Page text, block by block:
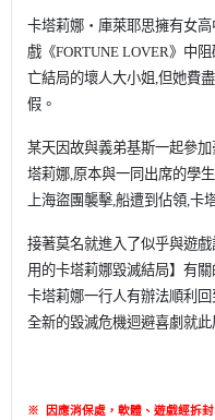
卡塔莉娜‧庫萊耶思擁有女高
戲《FORTUNE LOVER》中
亡結局的壞人大小姐,但她費
假。
某天因故與義弟基斯一起參加
塔莉娜,原本與一同出席的學
上海盜團襲擊,船遭到佔領,卡
接著莫名就進入了似乎與遊
用的卡塔莉娜毀滅結局】有關
卡塔莉娜一行人有辦法順利
全新的毀滅危機迴避喜劇就此
※ 因應消保處，軟體、遊戲經拆